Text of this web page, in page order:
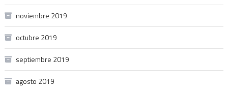
noviembre 2019
octubre 2019
septiembre 2019
agosto 2019